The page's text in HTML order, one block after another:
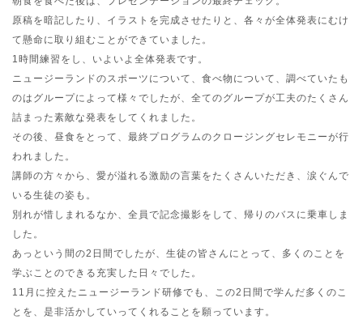
原稿を暗記したり、イラストを完成させたりと、各々が全体発表にむけ
て懸命に取り組むことができていました。
1時間練習をし、いよいよ全体発表です。
ニュージーランドのスポーツについて、食べ物について、調べていたも
のはグループによって様々でしたが、全てのグループが工夫のたくさん
詰まった素敵な発表をしてくれました。
その後、昼食をとって、最終プログラムのクロージングセレモニーが行
われました。
講師の方々から、愛が溢れる激励の言葉をたくさんいただき、涙ぐんで
いる生徒の姿も。
別れが惜しまれるなか、全員で記念撮影をして、帰りのバスに乗車しま
した。
あっという間の2日間でしたが、生徒の皆さんにとって、多くのことを
学ぶことのできる充実した日々でした。
11月に控えたニュージーランド研修でも、この2日間で学んだ多くのこ
とを、是非活かしていってくれることを願っています。